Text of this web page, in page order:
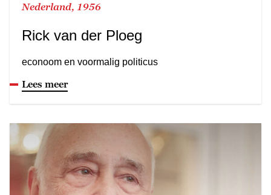
Nederland, 1956
Rick van der Ploeg
econoom en voormalig politicus
Lees meer